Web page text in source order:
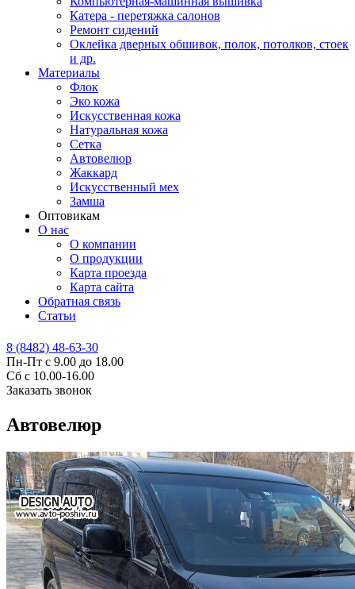
Катера - перетяжка салонов
Ремонт сидений
Оклейка дверных обшивок, полок, потолков, стоек
и др.
Материалы
Флок
Эко кожа
Искусственная кожа
Натуральная кожа
Сетка
Автовелюр
Жаккард
Искусственный мех
Замша
Оптовикам
О нас
О компании
О продукции
Карта проезда
Карта сайта
Обратная связь
Статьи
8 (8482) 48-63-30
Пн-Пт с 9.00 до 18.00
Сб с 10.00-16.00
Заказать звонок
Автовелюр